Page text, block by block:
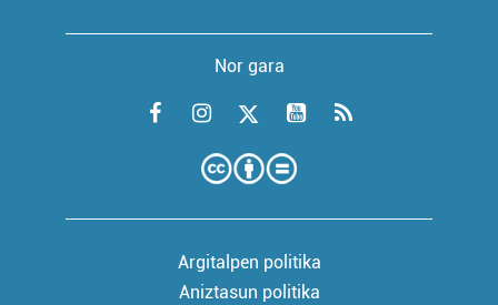
Nor gara
Argitalpen politika
Aniztasun politika